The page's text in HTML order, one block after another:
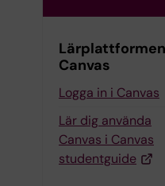
Lärplattformen
Canvas
Logga in i Canvas
Lär dig använda
Canvas i Canvas
studentguide